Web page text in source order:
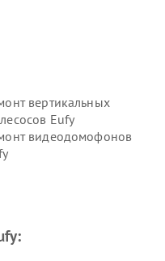
вертикальных
Eufy
видеодомофонов